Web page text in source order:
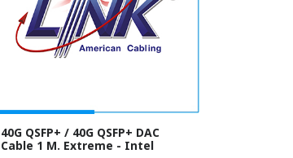
40G QSFP+ / 40G QSFP+ DAC
Cable 1 M. Extreme - Intel